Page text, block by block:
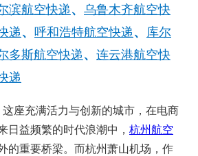
滨航空快递、 乌鲁木齐航空快
递、 呼和浩特航空快递、 库尔
多斯航空快递、 连云港航空快
递
座充满活力与创新的城市，在电商
日益频繁的时代浪潮中， 杭州航空
的重要桥梁。而杭州萧山机场，作